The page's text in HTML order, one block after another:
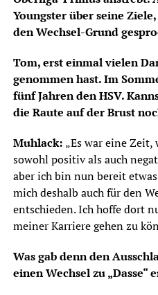
Youngster über seine
den Wechsel-Grund
Tom, erst einmal vielen
genommen hast. Im
fünf Jahren den HSV.
die Raute auf der Brust
Muhlack: „Es war eine
sowohl positiv als auch
aber ich bin nun bereit
mich deshalb auch für den
entschieden. Ich hoffe dort
meiner Karriere gehen zu
Was gab denn den
einen Wechsel zu „Dasse“